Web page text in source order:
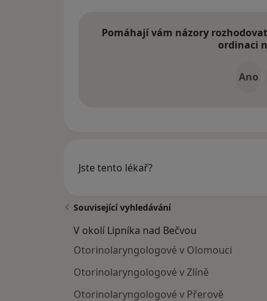
Pomáhají vám názory
ordinaci
Ano
Jste tento lékař?
Související vyhledávání
V okolí Lipníka nad Bečvou
Otorinolaryngologové v Olomouci
Otorinolaryngologové v Zlíně
Otorinolaryngologové v Přerově